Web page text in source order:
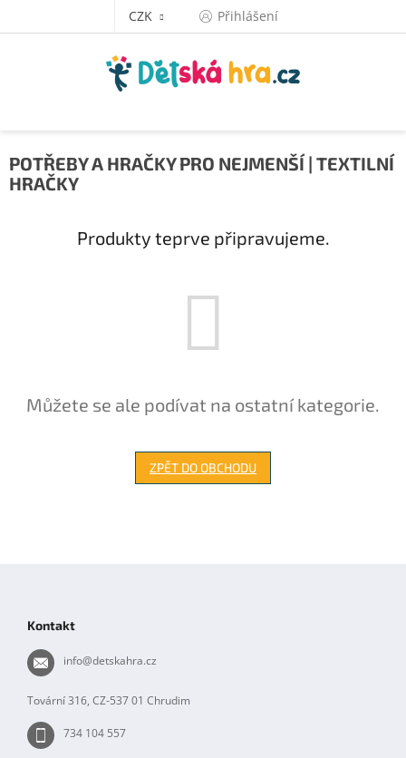
CZK Přihlášení
POTŘEBY A HRAČKY PRO NEJMENŠÍ | TEXTILNÍ
HRAČKY
Produkty teprve připravujeme.
Můžete se ale podívat na ostatní kategorie.
ZPĚT DO OBCHODU
Kontakt
info@detskahra.cz
Tovární 316, CZ-537 01 Chrudim
734 104 557